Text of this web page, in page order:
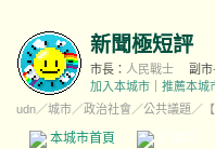
新聞極短評
市長： 人民戰士
副市
加入本城市
推薦本城
udn／城市／政治社會 ／公共議題 ／
本城市首頁